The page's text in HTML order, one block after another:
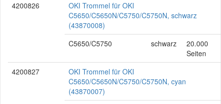
4200826
OKI Trommel für OKI
C5650/C5650N/C5750/C5750N, schwarz
(43870008)
C5650/C5750
schwarz
20.000
Seiten
4200827
OKI Trommel für OKI
C5650/C5650N/C5750/C5750N, cyan
(43870007)